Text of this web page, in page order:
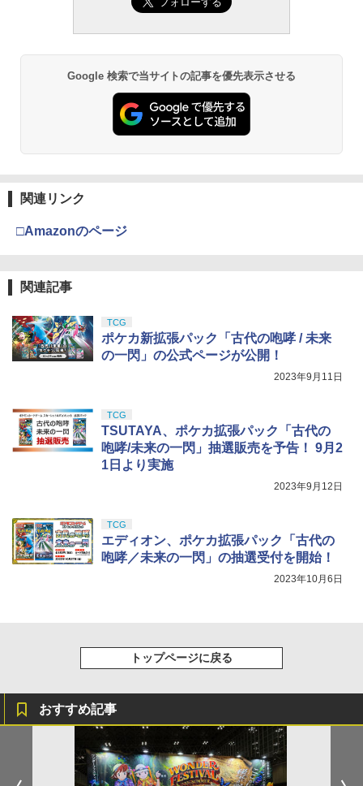
Google 検索で当サイトの記事を優先表示させる
関連リンク
□Amazonのページ
関連記事
TCG
ポケカ新拡張パック「古代の咆哮 / 未来
の一閃」の公式ページが公開！
2023年9月11日
TCG
TSUTAYA、ポケカ拡張パック「古代の
咆哮/未来の一閃」抽選販売を予告！ 9月2
1日より実施
2023年9月12日
TCG
エディオン、ポケカ拡張パック「古代の
咆哮／未来の一閃」の抽選受付を開始！
2023年10月6日
トップページに戻る
おすすめ記事